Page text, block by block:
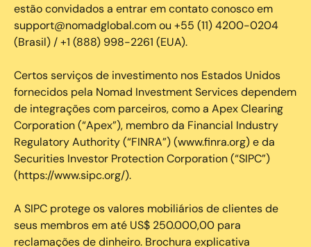
estão convidados a entrar em contato conosco em
support@nomadglobal.com ou +55 (11) 4200-0204
(Brasil) / +1 (888) 998-2261 (EUA).
Certos serviços de investimento nos Estados Unidos
fornecidos pela Nomad Investment Services dependem
de integrações com parceiros, como a Apex Clearing
Corporation (“Apex”), membro da Financial Industry
Regulatory Authority (“FINRA”) (www.finra.org) e da
Securities Investor Protection Corporation (“SIPC”)
(https://www.sipc.org/).
A SIPC protege os valores mobiliários de clientes de
seus membros em até US$ 250.000,00 para
reclamações de dinheiro. Brochura explicativa